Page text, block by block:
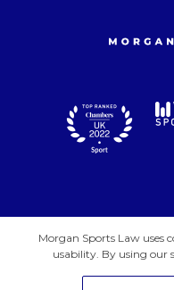
© 2026 Morgan
Morgan Sports Law uses
usability. By using our